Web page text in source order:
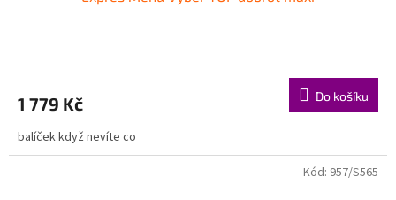
1 779 Kč Do košíku
balíček když nevíte co
Kód: 957/S565